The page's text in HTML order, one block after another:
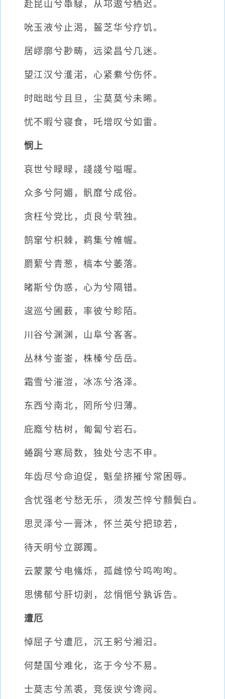
赴昆山兮馽騄，从邛遨兮栖迟。
吮玉液兮止渴，齧芝华兮疗饥。
居嵺廓兮尠畴，远梁昌兮几迷。
望江汉兮濩渃，心紧絭兮伤怀。
时昢昢兮且旦，尘莫莫兮未晞。
忧不暇兮寝食，吒增叹兮如雷。
悯上
哀世兮睩睩，諓諓兮嗌喔。
众多兮阿媚，骪靡兮成俗。
贪枉兮党比，贞良兮茕独。
鹄窜兮枳棘，鹈集兮帷幄。
罽蕠兮青葱，槁本兮萎落。
睹斯兮伪惑，心为兮隔错。
逡巡兮圃薮，率彼兮畛陌。
川谷兮渊渊，山阜兮峉峉。
丛林兮崟崟，株榛兮岳岳。
霜雪兮漼溰，冰冻兮洛泽。
东西兮南北，罔所兮归薄。
庇廕兮枯树，匍匐兮岩石。
蜷跼兮寒局数，独处兮志不申。
年齿尽兮命迫促，魁垒挤摧兮常困辱。
含忧强老兮愁无乐，须发苎悴兮顠鬓白。
思灵泽兮一膏沐，怀兰英兮把琼若，
待天明兮立踯躅。
云蒙蒙兮电鯈烁，孤雌惊兮鸣呴呴。
思怫郁兮肝切剥，忿悁悒兮孰诉告。
遭厄
悼屈子兮遭厄，沉王躬兮湘汨。
何楚国兮难化，迄于今兮不易。
士莫志兮羔裘，竞佞谀兮谗阋。